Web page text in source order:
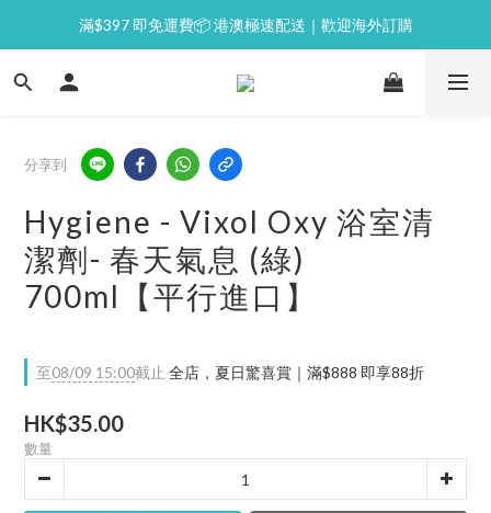
⭐逢星期一malluxe day｜7%購物金回贈
滿$397 即免運費📦 港澳極速配送｜歡迎海外訂購
💙新會員｜首單即減 $50💰
分享到
Hygiene - Vixol Oxy 浴室清
潔劑- 春天氣息 (綠)
700ml【平行進口】
至08/09 15:00截止 全店，夏日驚喜賞｜滿$888 即享88折
HK$35.00
數量